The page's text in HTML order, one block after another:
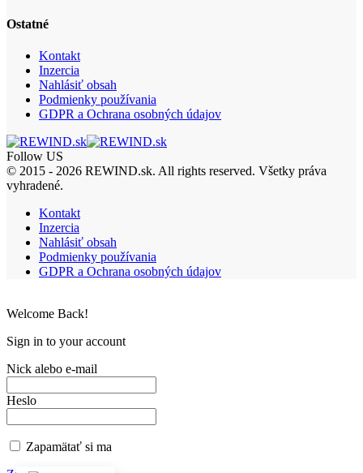
Ostatné
Kontakt
Inzercia
Nahlásiť obsah
Podmienky používania
GDPR a Ochrana osobných údajov
Follow US
© 2015 - 2026 REWIND.sk. All rights reserved. Všetky práva
vyhradené.
Kontakt
Inzercia
Nahlásiť obsah
Podmienky používania
GDPR a Ochrana osobných údajov
Welcome Back!
Sign in to your account
Nick alebo e-mail
Heslo
Zapamätať si ma